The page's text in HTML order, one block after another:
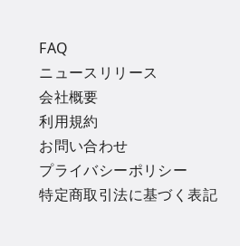
FAQ
ニュースリリース
会社概要
利用規約
お問い合わせ
プライバシーポリシー
特定商取引法に基づく表記